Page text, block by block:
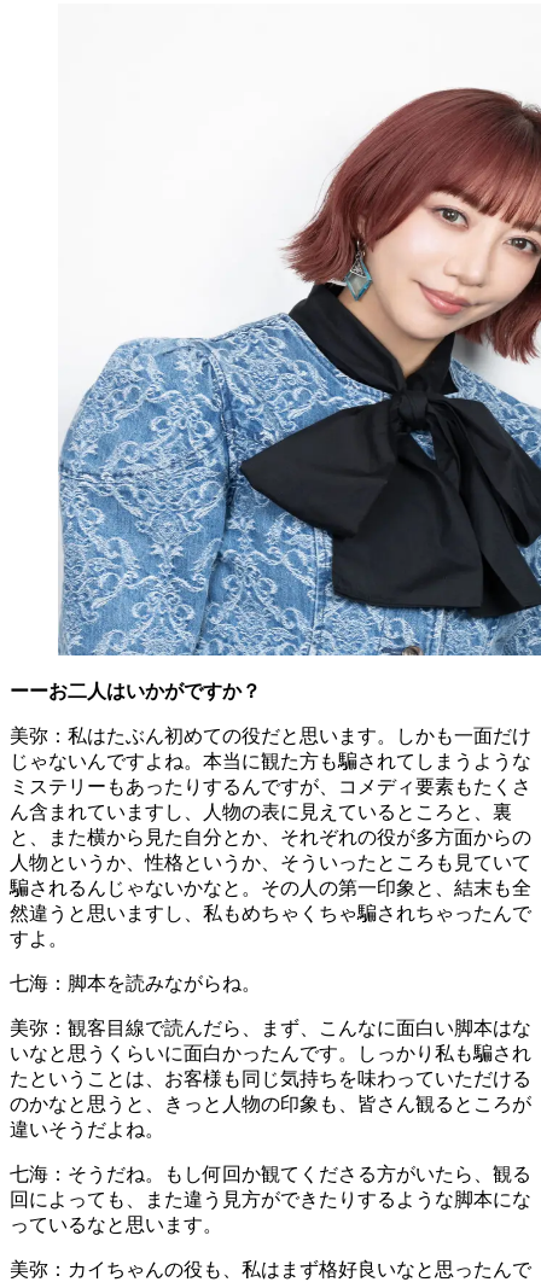
ーーお二人はいかがですか？
美弥：私はたぶん初めての役だと思います。しかも一面だけ
じゃないんですよね。本当に観た方も騙されてしまうような
ミステリーもあったりするんですが、コメディ要素もたくさ
ん含まれていますし、人物の表に見えているところと、裏
と、また横から見た自分とか、それぞれの役が多方面からの
人物というか、性格というか、そういったところも見ていて
騙されるんじゃないかなと。その人の第一印象と、結末も全
然違うと思いますし、私もめちゃくちゃ騙されちゃったんで
すよ。
七海：脚本を読みながらね。
美弥：観客目線で読んだら、まず、こんなに面白い脚本はな
いなと思うくらいに面白かったんです。しっかり私も騙され
たということは、お客様も同じ気持ちを味わっていただける
のかなと思うと、きっと人物の印象も、皆さん観るところが
違いそうだよね。
七海：そうだね。もし何回か観てくださる方がいたら、観る
回によっても、また違う見方ができたりするような脚本にな
っているなと思います。
美弥：カイちゃんの役も、私はまず格好良いなと思ったんで